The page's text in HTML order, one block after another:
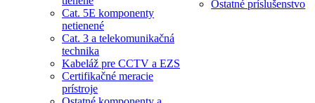
Cat. 5E komponenty
netienené
Cat. 3 a telekomunikačná
technika
Kabeláž pre CCTV a EZS
Certifikačné meracie
prístroje
Ostatné príslušenstvo